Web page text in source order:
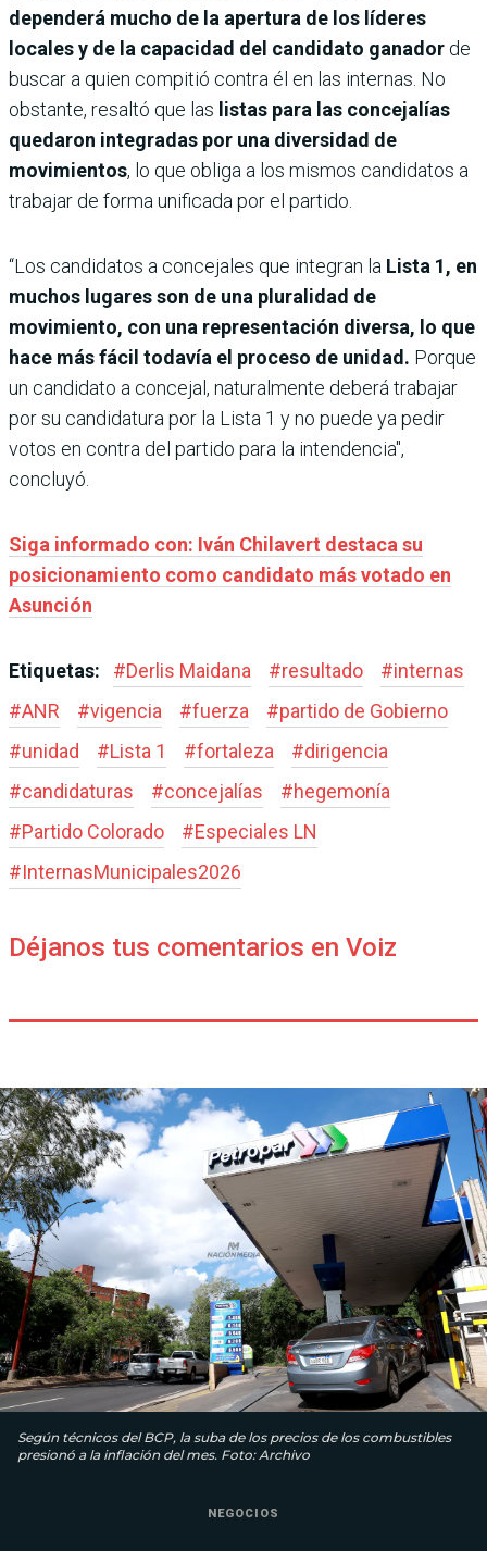
dependerá mucho de la apertura de los líderes
locales y de la capacidad del candidato ganador de
buscar a quien compitió contra él en las internas. No
obstante, resaltó que las listas para las concejalías
quedaron integradas por una diversidad de
movimientos, lo que obliga a los mismos candidatos a
trabajar de forma unificada por el partido.
“Los candidatos a concejales que integran la Lista 1, en
muchos lugares son de una pluralidad de
movimiento, con una representación diversa, lo que
hace más fácil todavía el proceso de unidad. Porque
un candidato a concejal, naturalmente deberá trabajar
por su candidatura por la Lista 1 y no puede ya pedir
votos en contra del partido para la intendencia",
concluyó.
Siga informado con: Iván Chilavert destaca su
posicionamiento como candidato más votado en
Asunción
Etiquetas: #Derlis Maidana #resultado #internas
#ANR #vigencia #fuerza #partido de Gobierno
#unidad #Lista 1 #fortaleza #dirigencia
#candidaturas #concejalías #hegemonía
#Partido Colorado #Especiales LN
#InternasMunicipales2026
Déjanos tus comentarios en Voiz
Según técnicos del BCP, la suba de los precios de los combustibles
presionó a la inflación del mes. Foto: Archivo
NEGOCIOS